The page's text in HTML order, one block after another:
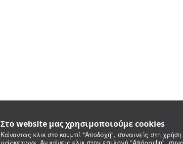
Στο website μας χρησιμοποιούμε cookies
Κάνοντας κλικ στο κουμπί "Αποδοχή", συναινείς στη χρήση